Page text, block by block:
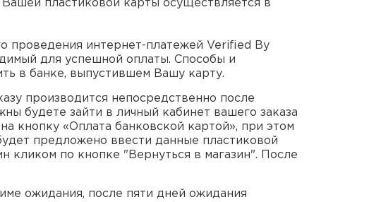
пластиковой карты осуществляется в
проведения интернет-платежей Verified By
для успешной оплаты. Способы и
в банке, выпустившем Вашу карту.
производится непосредственно после
будете зайти в личный кабинет вашего заказа
кнопку «Оплата банковской картой», при этом
предложено ввести данные пластиковой
кликом по кнопке "Вернуться в магазин". После
ожидания, после пяти дней ожидания